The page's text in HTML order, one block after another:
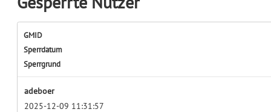
GMID
Sperrdatum
Sperrgrund
adeboer
2025-12-09 11:31:57